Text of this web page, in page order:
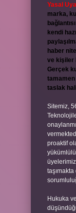
Yasal
marka,
kendi
haber
ve kişiler
Gerçek
taslak
Sitemiz,
proaktif
Hukuka